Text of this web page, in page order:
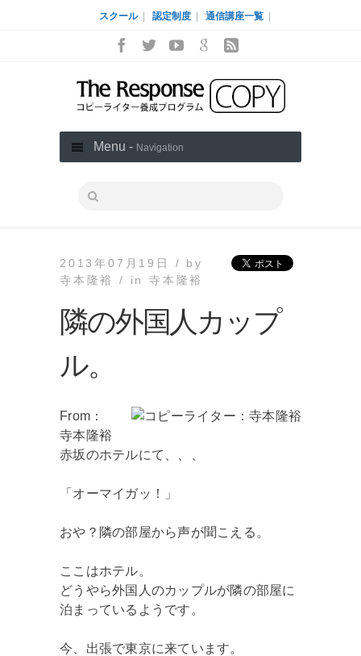
スクール 認定制度 通信講座一覧
Menu - Navigation
2013年07月19日 / by
寺本隆裕 / in 寺本隆裕
隣の外国人カップ
ル。
From：
寺本隆裕
赤坂のホテルにて、、、
「オーマイガッ！」
おや？隣の部屋から声が聞こえる。
ここはホテル。
どうやら外国人のカップルが隣の部屋に
泊まっているようです。
今、出張で東京に来ています。